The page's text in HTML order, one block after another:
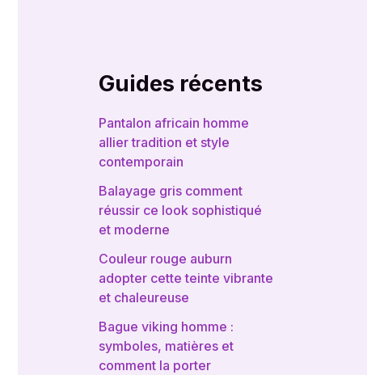
Guides récents
Pantalon africain homme
allier tradition et style
contemporain
Balayage gris comment
réussir ce look sophistiqué
et moderne
Couleur rouge auburn
adopter cette teinte vibrante
et chaleureuse
Bague viking homme :
symboles, matières et
comment la porter